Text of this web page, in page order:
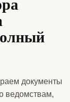
документы
ведомствам,